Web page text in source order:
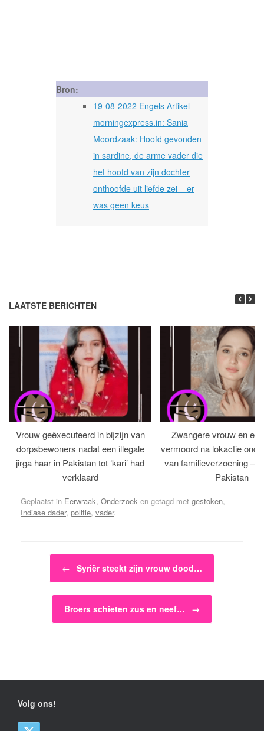
Bron:
19-08-2022 Engels Artikel
morningexpress.in: Sania
Moordzaak: Hoofd gevonden
in sardine, de arme vader die
het hoofd van zijn dochter
onthoofde uit liefde zei – er
was geen keus
LAATSTE BERICHTEN
Vrouw geëxecuteerd in bijzijn van
dorpsbewoners nadat een illegale
jirga haar in Pakistan tot ‘kari’ had
verklaard
Zwangere vrouw en
vermoord na lokactie
van familieverzoening –
Pakistan
Geplaatst in Eerwraak, Onderzoek en getagd met gestoken,
Indiase dader, politie, vader.
Bericht navigatie
← Syriër steekt zijn vrouw dood…
Broers schieten zus en neef… →
Volg ons!